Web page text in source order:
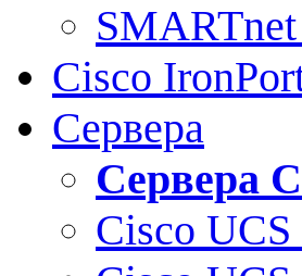
Cisco
Сервера
Сервера
Cisco